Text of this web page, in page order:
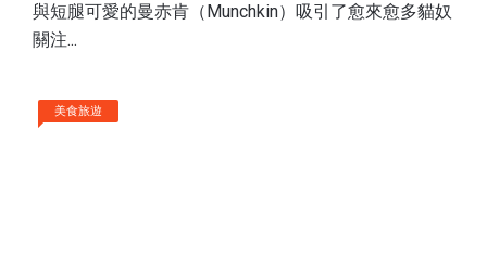
與短腿可愛的曼赤肯（Munchkin）吸引了愈來愈多貓奴
關注...
美食旅遊